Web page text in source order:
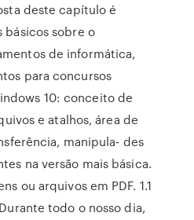
deste capítulo é
sobre o
de informática,
para concursos
10: conceito de
e atalhos, área de
manipula- des
na versão mais básica.
ou arquivos em PDF. 1.1
todo o nosso dia,